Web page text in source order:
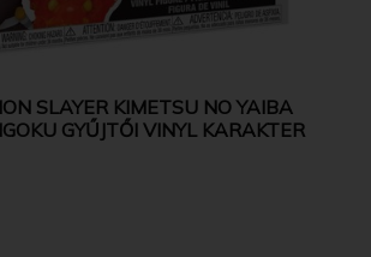
SLAYER KIMETSU NO YAIBA
GYŰJTŐI VINYL KARAKTER